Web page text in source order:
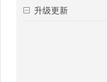
升级更新